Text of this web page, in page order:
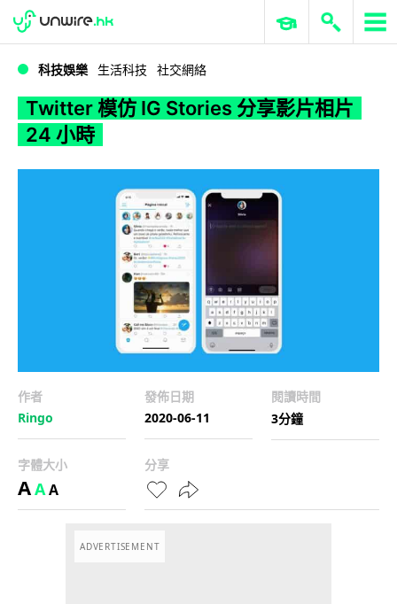
WWDC 2026 ERP 與商業 AI
科技娛樂 生活科技 社交網絡
Twitter 模仿 IG Stories 分享影片相片
24 小時
作者
Ringo
發佈日期
2020-06-11
閱讀時間
3分鐘
字體大小
AAA
分享
ADVERTISEMENT